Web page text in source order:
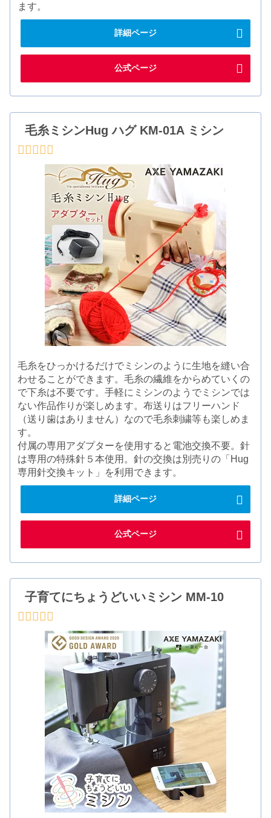
ます。
詳細ページ
公式ページ
毛糸ミシンHug ハグ KM-01A ミシン
毛糸をひっかけるだけでミシンのように生地を縫い合
わせることができます。毛糸の繊維をからめていくの
で下糸は不要です。手軽にミシンのようでミシンでは
ない作品作りが楽しめます。布送りはフリーハンド
（送り歯はありません）なので毛糸刺繍等も楽しめま
す。
付属の専用アダプターを使用すると電池交換不要。針
は専用の特殊針５本使用。針の交換は別売りの「Hug
専用針交換キット」を利用できます。
詳細ページ
公式ページ
子育てにちょうどいいミシン MM-10